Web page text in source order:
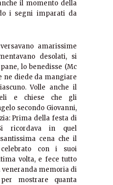
il momento della
i segni imparati da
amarissime
desolati, si
lo benedisse (Mc
ne diede da mangiare
Volle anche il
e chiese che gli
secondo Giovanni,
Prima della festa di
ricordava in quel
cena che il
celebrato con i suoi
volta, e fece tutto
veneranda memoria di
mostrare quanta